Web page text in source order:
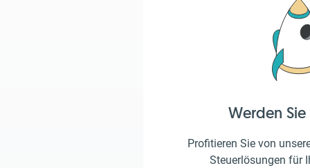
Werden
Profitieren Sie von
Steuerlösungen für